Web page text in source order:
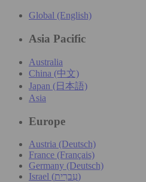
Global (English)
Asia Pacific
Australia
China (中文)
Japan (日本語)
Asia
Europe
Austria (Deutsch)
France (Français)
Germany (Deutsch)
Israel (עִברִית)